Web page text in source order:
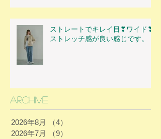
ストレートでキレイ目❣ワイド❣
ストレッチ感が良い感じです。
Archive
2026年8月 （4）
2026年7月
（9）